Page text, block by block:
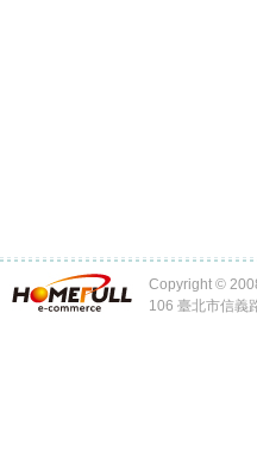
Copyright ©
106 臺北市信義